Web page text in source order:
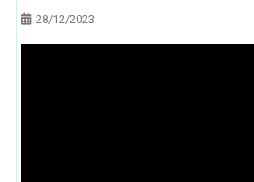
28/12/2023